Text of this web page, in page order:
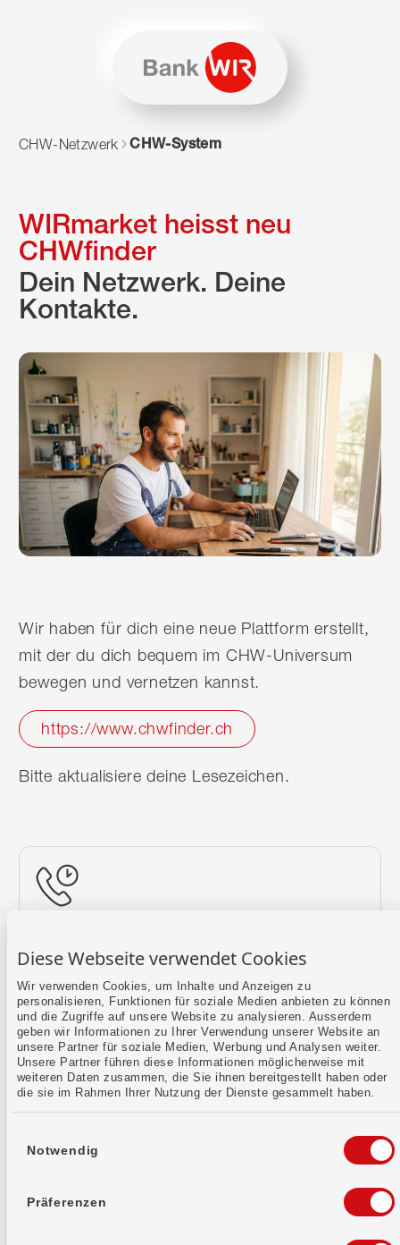
Diese Webseite verwendet Cookies
Wir verwenden Cookies, um Inhalte und Anzeigen zu
personalisieren, Funktionen für soziale Medien anbieten zu können
und die Zugriffe auf unsere Website zu analysieren. Ausserdem
geben wir Informationen zu Ihrer Verwendung unserer Website an
unsere Partner für soziale Medien, Werbung und Analysen weiter.
Unsere Partner führen diese Informationen möglicherweise mit
weiteren Daten zusammen, die Sie ihnen bereitgestellt haben oder
die sie im Rahmen Ihrer Nutzung der Dienste gesammelt haben.
Notwendig
Präferenzen
Zum Navigieren dieser Seite wird JavaScript benötigt.
CHW-Netzwerk CHW-System
WIRmarket heisst neu
CHWfinder
Dein Netzwerk. Deine
Kontakte.
Wir haben für dich eine neue Plattform erstellt,
mit der du dich bequem im CHW-Universum
bewegen und vernetzen kannst.
https://www.chwfinder.ch
Bitte aktualisiere deine Lesezeichen.
Mehr erfahren
Kontaktformular